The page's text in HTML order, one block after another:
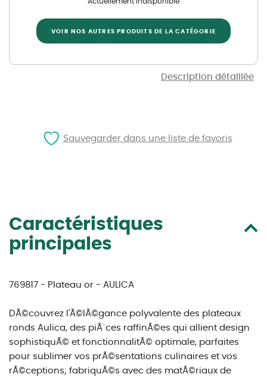
Description détaillée
VOIR NOS AUTRES PRODUITS DE LA CATÉGORIE
Caractéristiques
principales
769817 - Plateau or - AULICA
DÃ©couvrez l'Ã©lÃ©gance polyvalente des plateaux
ronds Aulica, des piÃ¨ces raffinÃ©es qui allient design
sophistiquÃ© et fonctionnalitÃ© optimale, parfaites
pour sublimer vos prÃ©sentations culinaires et vos
rÃ©ceptions; fabriquÃ©s avec des matÃ©riaux de
Sauvegarder dans une liste de favoris